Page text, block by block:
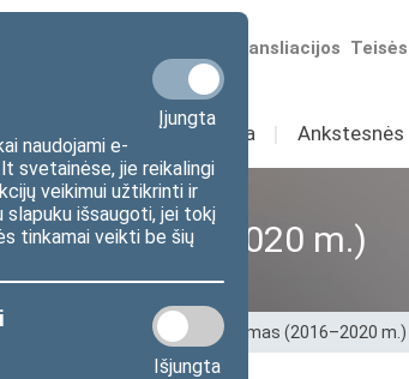
Įjungta
naudojami e-
svetainėse, jie reikalingi
veikimui užtikrinti ir
išsaugoti, jei tokį
tinkamai veikti be šių
Išjungta
Numatomos transliacijos
Sudėtis Veikla I
(2016–2020 m.)
Ankstesnės kadencijos > XII Seimas (2016–2020 m.)